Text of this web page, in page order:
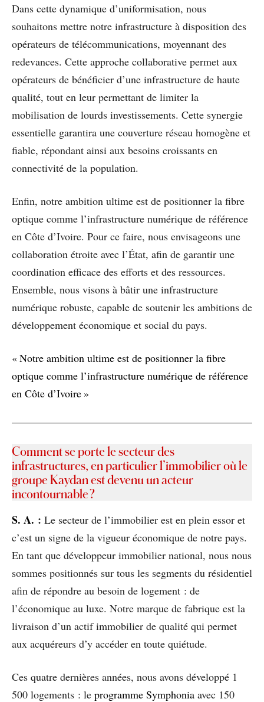
Dans cette dynamique d’uniformisation, nous
souhaitons mettre notre infrastructure à disposition des
opérateurs de télécommunications, moyennant des
redevances. Cette approche collaborative permet aux
opérateurs de bénéficier d’une infrastructure de haute
qualité, tout en leur permettant de limiter la
mobilisation de lourds investissements. Cette synergie
essentielle garantira une couverture réseau homogène et
fiable, répondant ainsi aux besoins croissants en
connectivité de la population.
Enfin, notre ambition ultime est de positionner la fibre
optique comme l’infrastructure numérique de référence
en Côte d’Ivoire. Pour ce faire, nous envisageons une
collaboration étroite avec l’État, afin de garantir une
coordination efficace des efforts et des ressources.
Ensemble, nous visons à bâtir une infrastructure
numérique robuste, capable de soutenir les ambitions de
développement économique et social du pays.
« Notre ambition ultime est de positionner la fibre
optique comme l’infrastructure numérique de référence
en Côte d’Ivoire »
Comment se porte le secteur des
infrastructures, en particulier l’immobilier où le
groupe Kaydan est devenu un acteur
incontournable ?
S. A. : Le secteur de l’immobilier est en plein essor et
c’est un signe de la vigueur économique de notre pays.
En tant que développeur immobilier national, nous nous
sommes positionnés sur tous les segments du résidentiel
afin de répondre au besoin de logement : de
l’économique au luxe. Notre marque de fabrique est la
livraison d’un actif immobilier de qualité qui permet
aux acquéreurs d’y accéder en toute quiétude.
Ces quatre dernières années, nous avons développé 1
500 logements : le programme Symphonia avec 150